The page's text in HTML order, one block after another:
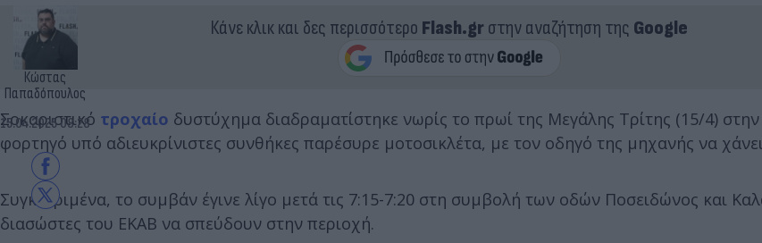
Κώστας
Παπαδόπουλος
15.04.2025 08:28
Κάνε κλικ και δες περισσότερο Flash.grστην αναζήτηση της Google
Σοκαριστικό τροχαίο δυστύχημα διαδραματίστηκε νωρίς το πρωί της Μεγάλης Τρίτης (15/4)
φορτηγό υπό αδιευκρίνιστες συνθήκες παρέσυρε μοτοσικλέτα, με τον οδηγό της μηχανής να
Συγκεκριμένα, το συμβάν έγινε λίγο μετά τις 7:15-7:20 στη συμβολή των οδών Ποσειδώνος και
διασώστες του ΕΚΑΒ να σπεύδουν στην περιοχή.